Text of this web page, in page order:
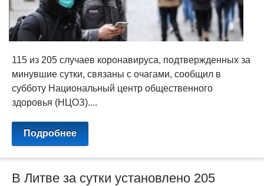
115 из 205 случаев коронавируса, подтвержденных за
минувшие сутки, связаны с очагами, сообщил в
субботу Национальный центр общественного
здоровья (НЦОЗ)....
Подробнее
В Литве за сутки установлено 205